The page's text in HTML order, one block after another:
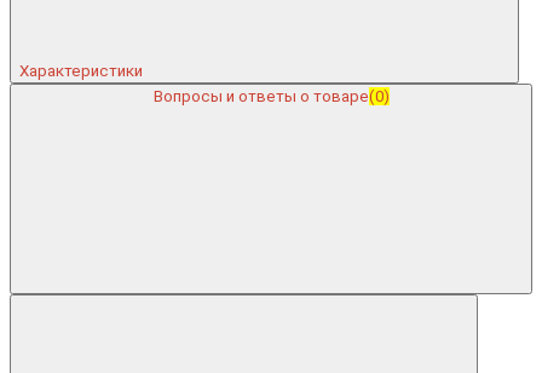
Характеристики
Вопросы и ответы о товаре(0)